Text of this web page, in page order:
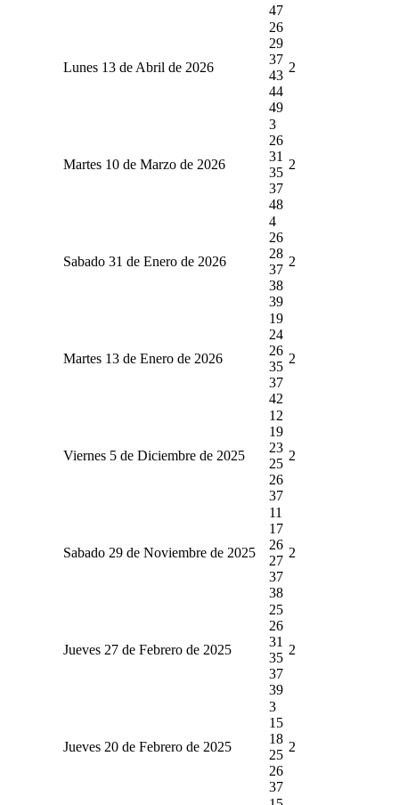
47
Lunes 13 de Abril de 2026
26
29
37
43
44
49
2
Martes 10 de Marzo de 2026
3
26
31
35
37
48
2
Sabado 31 de Enero de 2026
4
26
28
37
38
39
2
Martes 13 de Enero de 2026
19
24
26
35
37
42
2
Viernes 5 de Diciembre de 2025
12
19
23
25
26
37
2
Sabado 29 de Noviembre de 2025
11
17
26
27
37
38
2
Jueves 27 de Febrero de 2025
25
26
31
35
37
39
2
Jueves 20 de Febrero de 2025
3
15
18
25
26
37
2